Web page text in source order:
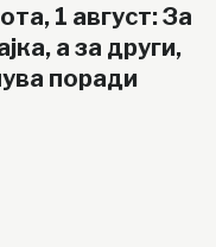
1 август: За
а за други,
поради